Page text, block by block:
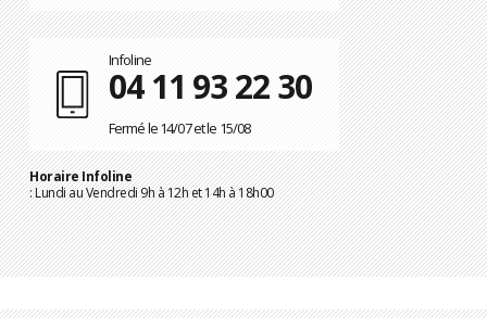
Infoline
04 11 93 22 30
Fermé le 14/07 et le 15/08
Horaire Infoline
: Lundi au Vendredi 9h à 12h et 14h à 18h00